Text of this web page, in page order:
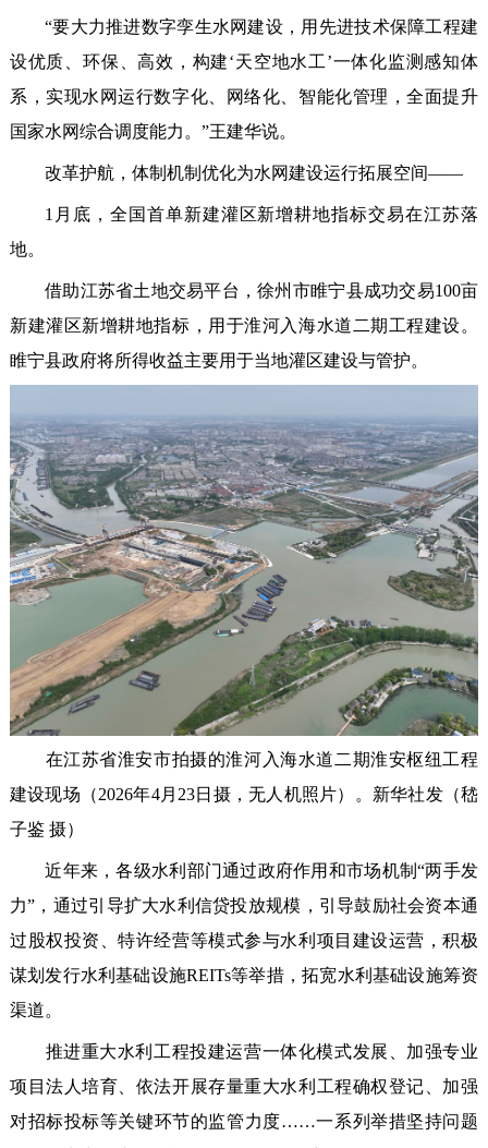
“要大力推进数字孪生水网建设，用先进技术保障工程建
设优质、环保、高效，构建‘天空地水工’一体化监测感知体
系，实现水网运行数字化、网络化、智能化管理，全面提升
国家水网综合调度能力。”王建华说。
改革护航，体制机制优化为水网建设运行拓展空间——
1月底，全国首单新建灌区新增耕地指标交易在江苏落
地。
借助江苏省土地交易平台，徐州市睢宁县成功交易100亩
新建灌区新增耕地指标，用于淮河入海水道二期工程建设。
睢宁县政府将所得收益主要用于当地灌区建设与管护。
在江苏省淮安市拍摄的淮河入海水道二期淮安枢纽工程
建设现场（2026年4月23日摄，无人机照片）。新华社发（嵇
子鉴 摄）
近年来，各级水利部门通过政府作用和市场机制“两手发
力”，通过引导扩大水利信贷投放规模，引导鼓励社会资本通
过股权投资、特许经营等模式参与水利项目建设运营，积极
谋划发行水利基础设施REITs等举措，拓宽水利基础设施筹资
渠道。
推进重大水利工程投建运营一体化模式发展、加强专业
项目法人培育、依法开展存量重大水利工程确权登记、加强
对招标投标等关键环节的监管力度……一系列举措坚持问题